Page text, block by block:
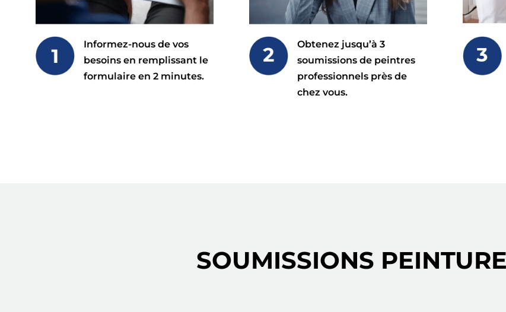
Informez-nous de vos
besoins en remplissant le
formulaire en 2 minutes.
Obtenez jusqu’à 3
soumissions de peintres
professionnels près de
chez vous.
SOUMISSIONS